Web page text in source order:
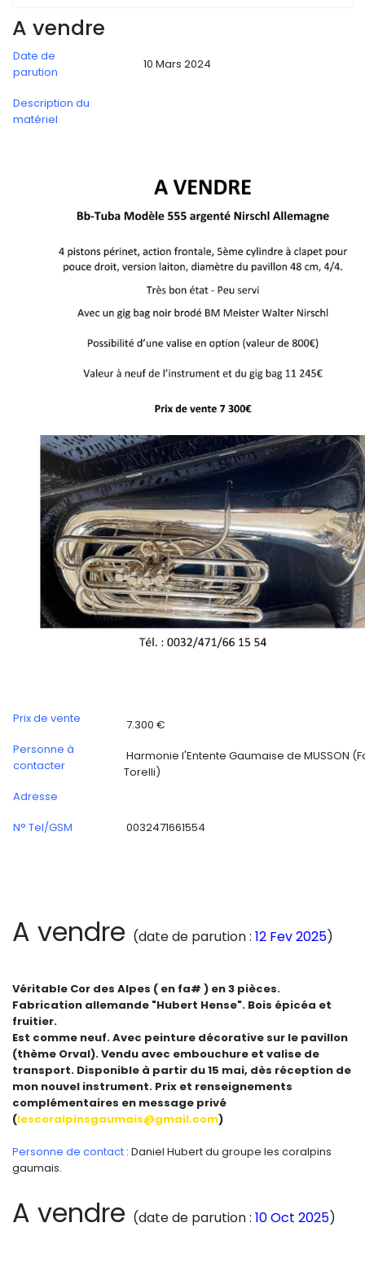
A vendre
Date de
parution
10 Mars 2024
Description du
matériel
Prix de vente
7.300 €
Personne à
contacter
Harmonie l'Entente Gaumaise de MUSSON
Torelli)
Adresse
N° Tel/GSM
0032471661554
A vendre (date de parution : 12 Fev 2025)
Véritable Cor des Alpes ( en fa# ) en 3 pièces.
Fabrication allemande "Hubert Hense". Bois épicéa et
fruitier.
Est comme neuf. Avec peinture décorative sur le pavillon
(thème Orval). Vendu avec embouchure et valise de
transport. Disponible à partir du 15 mai, dès réception de
mon nouvel instrument. Prix et renseignements
complémentaires en message privé
(lescoralpinsgaumais@gmail.com)
Personne de contact : Daniel Hubert du groupe les coralpins
gaumais.
A vendre (date de parution : 10 Oct 2025)